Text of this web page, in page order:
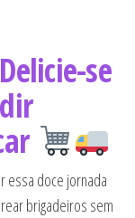
se
essa doce jornada
brigadeiros sem